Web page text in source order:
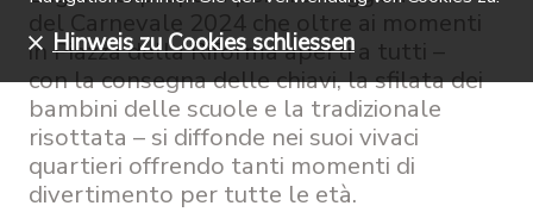
del Carnevale 2024 che oltre ai momenti
in Piazza della Riforma aperti a tutti –
con la consegna delle chiavi, la sfilata dei
bambini delle scuole e la tradizionale
risottata – si diffonde nei suoi vivaci
quartieri offrendo tanti momenti di
divertimento per tutte le età.
Hinweis zu Cookies schliessen